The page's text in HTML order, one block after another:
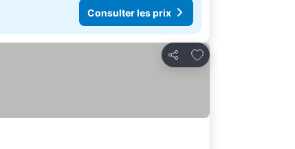
Consulter les prix
Partager
Ajouter à mes favoris